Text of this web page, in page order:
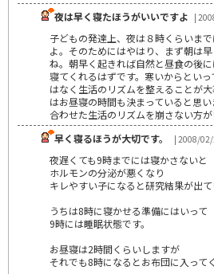
夜は早く寝たほうがいいですよ |
子どもの発達上、夜は８時くらいま
よ。そのためにはやはり、まず朝は
ね。朝早く起きれば自然と昼食の後
寝てくれるはずです。寒いからとい
はなく生活のリズムを整えることが
はお昼寝の時間も決まっていると思
合わせた生活のリズムを崩さない方が
早く寝るほうが大切です。
| 2008/
夜遅くても9時までには寝かさないと
ホルモンの分泌が悪くなり
キレやすい子になると研究結果が出て
うちは8時に寝かせる準備にはいって
9時には睡眠状態です。
お昼寝は2時間くらいしますが
それでも8時になるとお布団に入って